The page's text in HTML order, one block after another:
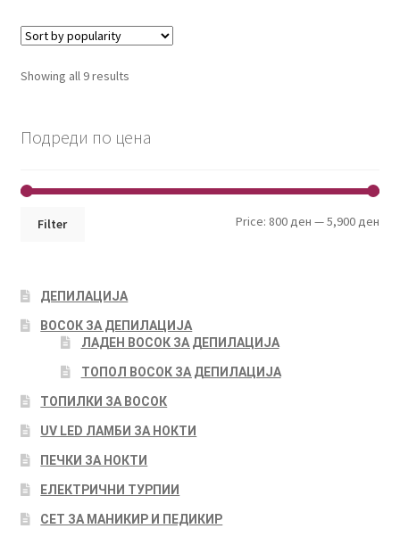
Showing all 9 results
Подреди по цена
Filter Price: 800 ден —5,900 ден
ДЕПИЛАЦИЈА
ВОСОК ЗА ДЕПИЛАЦИЈА
ЛАДЕН ВОСОК ЗА ДЕПИЛАЦИЈА
ТОПОЛ ВОСОК ЗА ДЕПИЛАЦИЈА
ТОПИЛКИ ЗА ВОСОК
UV LED ЛАМБИ ЗА НОКТИ
ПЕЧКИ ЗА НОКТИ
ЕЛЕКТРИЧНИ ТУРПИИ
СЕТ ЗА МАНИКИР И ПЕДИКИР